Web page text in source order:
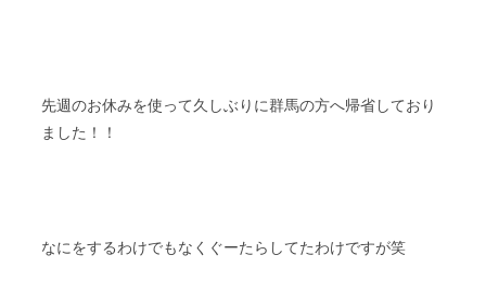
先週のお休みを使って久しぶりに群馬の方へ帰省しており
ました！！
なにをするわけでもなくぐーたらしてたわけですが笑